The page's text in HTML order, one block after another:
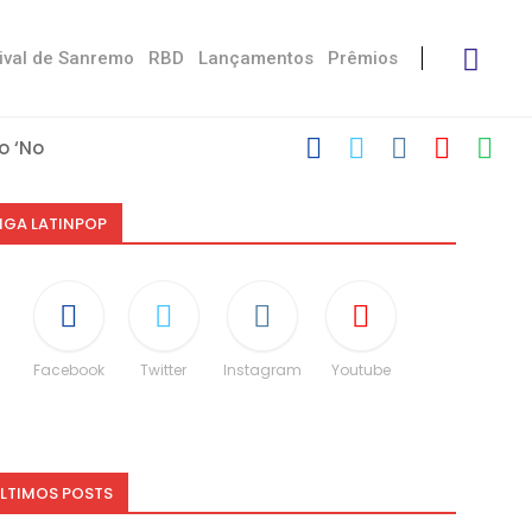
de Sanremo RBD Lançamentos Prêmios
Stress’
LATINPOP
Facebook Twitter Instagram Youtube
POSTS